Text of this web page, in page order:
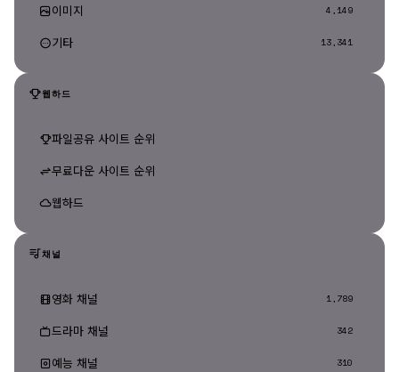
이미지 4,149
기타 13,341
웹하드
파일공유 사이트 순위
무료다운 사이트 순위
웹하드
채널
영화 채널 1,789
드라마 채널 342
예능 채널 310